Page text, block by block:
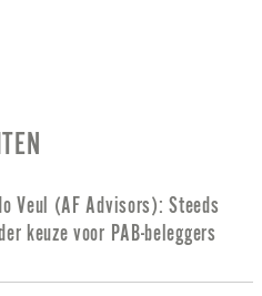
Veul (AF Advisors): Steeds
keuze voor PAB-beleggers